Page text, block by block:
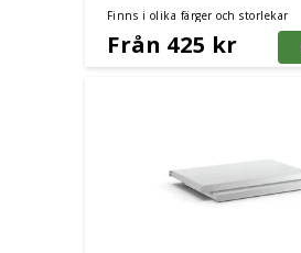
Finns i olika färger och storlekar
Från 425 kr